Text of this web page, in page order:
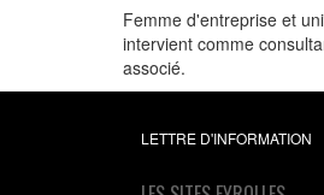
Femme d'entreprise et
intervient comme
associé.
LETTRE D'INFORMATION